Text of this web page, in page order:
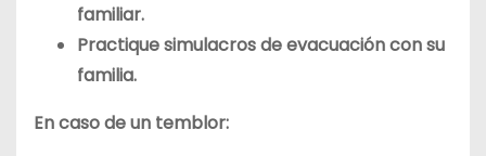
familiar.
Practique simulacros de evacuación con su
familia.
En caso de un temblor: